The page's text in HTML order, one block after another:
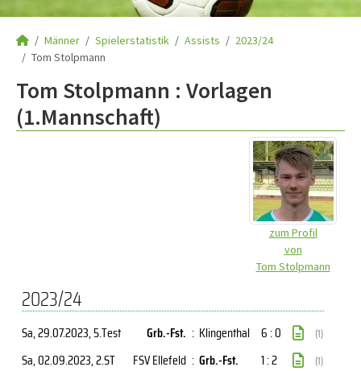
Männer Spielerstatistik Assists
2023/24
Tom Stolpmann
Tom Stolpmann : Vorlagen
(1.Mannschaft)
zum Profil
von
Tom Stolpmann
2023/24
Sa, 29.07.2023, 5.Test Grb.-Fst. : Klingenthal 6 : 0 (1)
Sa, 02.09.2023, 2.ST FSV Ellefeld : Grb.-Fst. 1 : 2 (1)